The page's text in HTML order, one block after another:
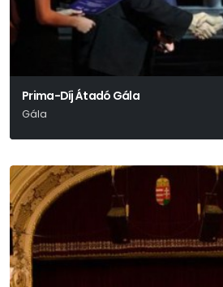
Prima-Díj Átadó Gála
Gála